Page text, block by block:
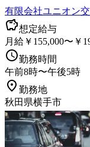
有限会社ユニオン
想定給与
月給￥155,000〜￥
勤務時間
午前8時〜午後5時
勤務地
秋田県横手市